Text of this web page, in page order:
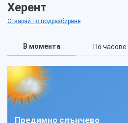
Херент
Отваряй по подразбиране
В момента По часове
Предимно слънчево